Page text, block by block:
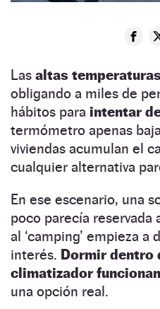
Las altas
obligando a miles de
hábitos para intentar
termómetro apenas
viviendas acumulan el
cualquier alternativa
En ese escenario, una
poco parecía reservada
al ‘camping’ empieza a
interés. Dormir dentro
climatizador
una opción real.